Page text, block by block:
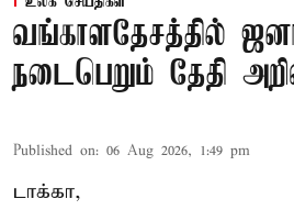
வங்காளதேசத்தில்
நடைபெறும் தேதி
Published on: 06 Aug 2026, 1:49 pm
டாக்கா,